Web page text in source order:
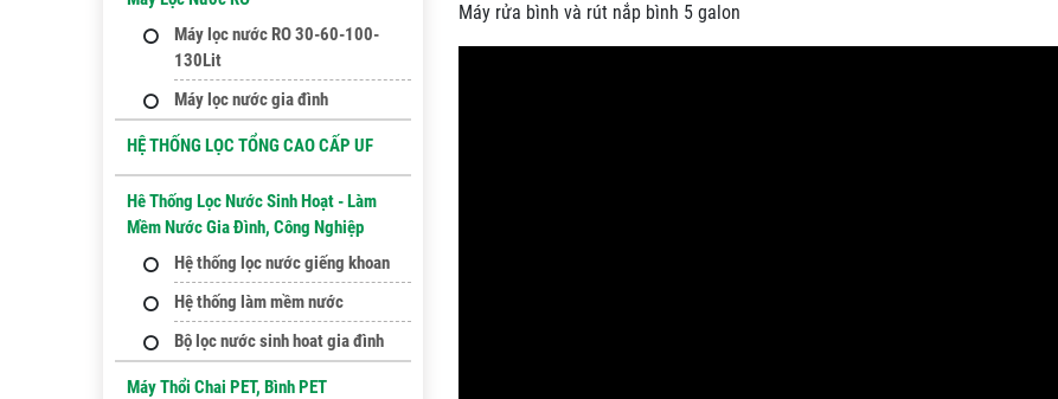
Máy rửa bình và rút nắp bình 5 galon
Máy lọc nước RO 30-60-100-
130Lit
Máy lọc nước gia đình
HỆ THỐNG LỌC TỔNG CAO CẤP UF
Hê Thống Lọc Nước Sinh Hoạt - Làm
Mềm Nước Gia Đình, Công Nghiệp
Hệ thống lọc nước giếng khoan
Hệ thống làm mềm nước
Bộ lọc nước sinh hoat gia đình
Máy Thổi Chai PET, Bình PET